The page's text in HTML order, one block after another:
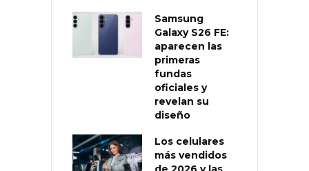
Samsung
Galaxy S26 FE:
aparecen las
primeras
fundas
oficiales y
revelan su
diseño
Los celulares
más vendidos